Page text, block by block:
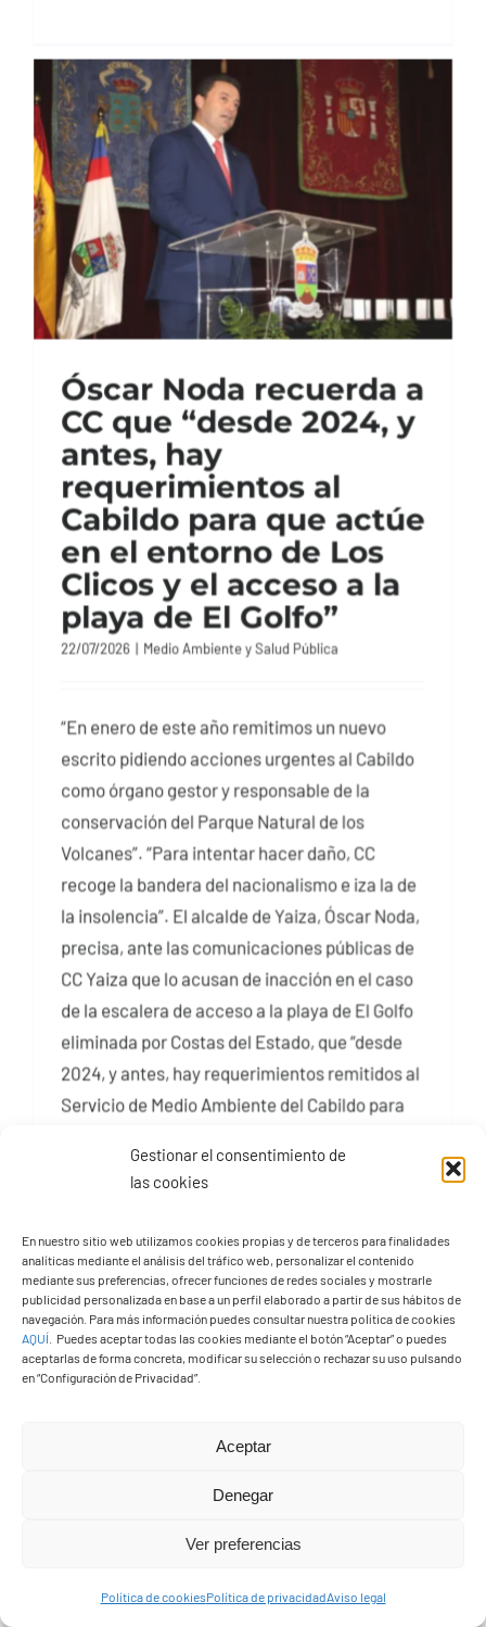
Gestionar el consentimiento de
las cookies
En nuestro sitio web utilizamos cookies propias y de terceros para finalidades
analíticas mediante el análisis del tráfico web, personalizar el contenido
mediante sus preferencias, ofrecer funciones de redes sociales y mostrarle
publicidad personalizada en base a un perfil elaborado a partir de sus hábitos de
navegación. Para más información puedes consultar nuestra política de cookies
AQUÍ
Puedes aceptar todas las cookies mediante el botón “Aceptar” o puedes
aceptarlas de forma concreta, modificar su selección o rechazar su uso pulsando
en “Configuración de Privacidad”.
Aceptar
Denegar
Ver preferencias
Política de cookiesPolítica de privacidadAviso legal
Óscar Noda recuerda a
CC que “desde 2024, y
antes, hay
requerimientos al
Cabildo para que actúe
en el entorno de Los
Clicos y el acceso a la
playa de El Golfo”
22/07/2026 | Medio Ambiente y Salud Pública
“En enero de este año remitimos un nuevo
escrito pidiendo acciones urgentes al Cabildo
como órgano gestor y responsable de la
conservación del Parque Natural de los
Volcanes”. “Para intentar hacer daño, CC
recoge la bandera del nacionalismo e iza la de
la insolencia”. El alcalde de Yaiza, Óscar Noda,
precisa, ante las comunicaciones públicas de
CC Yaiza que lo acusan de inacción en el caso
de la escalera de acceso a la playa de El Golfo
eliminada por Costas del Estado, que “desde
2024, y antes, hay requerimientos remitidos al
Servicio de Medio Ambiente del Cabildo para
el acceso a la playa del pueblo”. El mandatario
Yaiza celebra el